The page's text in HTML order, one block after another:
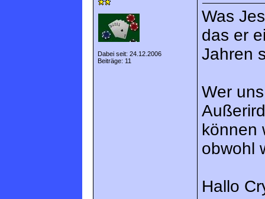
Dabei seit: 24.12.2006
Beiträge: 11
Was
das er
Jahren
Wer
können
obwohl
Hallo